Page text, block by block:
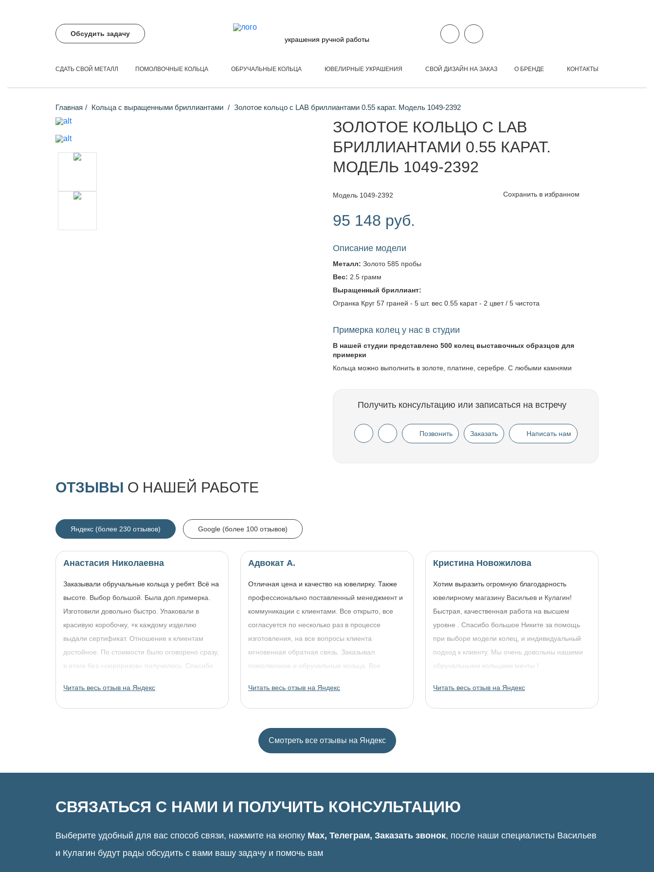
Обсудить задачу
украшения ручной работы
СДАТЬ СВОЙ МЕТАЛЛ ПОМОЛВОЧНЫЕ КОЛЬЦА ОБРУЧАЛЬНЫЕ КОЛЬЦА ЮВЕЛИРНЫЕ УКРАШЕНИЯ СВОЙ ДИЗАЙН НА ЗАКАЗ О БРЕНДЕ КОНТАКТЫ
Главная Кольца с выращенными бриллиантами Золотое кольцо с LAB бриллиантами 0.55 карат. Модель 1049-2392
ЗОЛОТОЕ КОЛЬЦО С LAB
БРИЛЛИАНТАМИ 0.55 КАРАТ.
МОДЕЛЬ 1049-2392
Модель 1049-2392 Сохранить в избранном
95 148 руб.
Описание модели
Металл: Золото 585 пробы
Вес: 2.5 грамм
Выращенный бриллиант:
Огранка Круг 57 граней - 5 шт. вес 0.55 карат - 2 цвет / 5 чистота
Примерка колец у нас в студии
В нашей студии представлено 500 колец выставочных образцов для
примерки
Кольца можно выполнить в золоте, платине, серебре. С любыми камнями
Получить консультацию или записаться на встречу
Позвонить Заказать Написать нам
ОТЗЫВЫ О НАШЕЙ РАБОТЕ
Яндекс (более 230 отзывов) Google (более 100 отзывов)
Анастасия Николаевна
Заказывали обручальные кольца у ребят. Всё на
высоте. Выбор большой. Была доп.примерка.
Изготовили довольно быстро. Упаковали в
красивую коробочку, +к каждому изделию
выдали сертификат. Отношение к клиентам
достойное. По стоимости было оговорено сразу,
в итоге без «сюрпризов» получилось. Спасибо
украшениями!
Читать весь отзыв на Яндекс
Адвокат А.
Отличная цена и качество на ювелирку. Также
профессионально поставленный менеджмент и
коммуникации с клиентами. Все открыто, все
согласуется по несколько раз в процессе
изготовления, на все вопросы клиента
мгновенная обратная связь. Заказывал
помолвочное и обручальные кольца. Все
Читать весь отзыв на Яндекс
Кристина Новожилова
Хотим выразить огромную благодарность
ювелирному магазину Васильев и Кулагин!
Быстрая, качественная работа на высшем
уровне . Спасибо большое Никите за помощь
при выборе модели колец, и индивидуальный
подход к клиенту. Мы очень довольны нашими
обручальными кольцами мечты !
Читать весь отзыв на Яндекс
Смотреть все отзывы на Яндекс
СВЯЗАТЬСЯ С НАМИ И ПОЛУЧИТЬ КОНСУЛЬТАЦИЮ
Выберите удобный для вас способ связи, нажмите на кнопку Max, Телеграм, Заказать звонок, после наши специалисты Васильев
и Кулагин будут рады обсудить с вами вашу задачу и помочь вам